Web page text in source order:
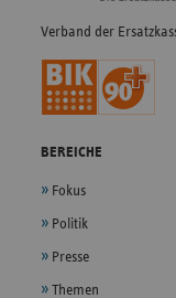
Verband der
BEREICHE
Fokus
Politik
Presse
Themen